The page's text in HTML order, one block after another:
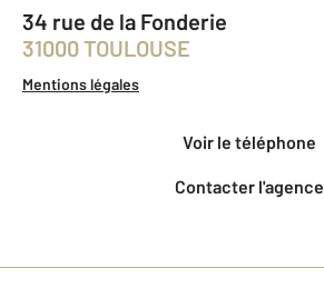
34 rue de la Fonderie
31000 TOULOUSE
Mentions légales
Voir le téléphone
Contacter l'agence